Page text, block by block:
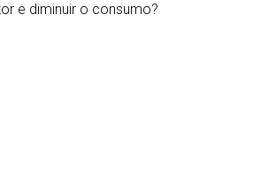
e diminuir o consumo?